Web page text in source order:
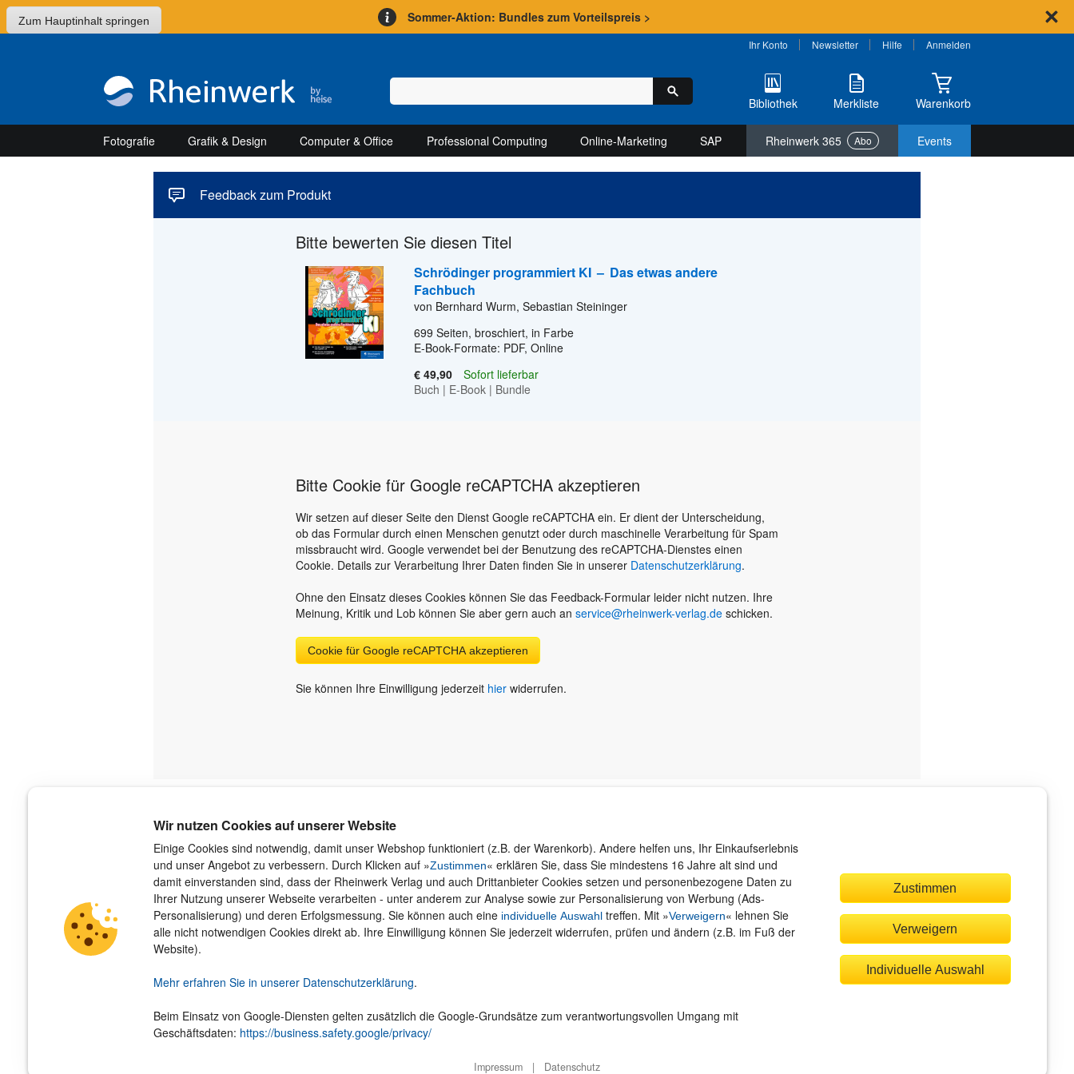
Wir nutzen Cookies auf unserer Website
Einige Cookies sind notwendig, damit unser Webshop funktioniert (z.B. der Warenkorb). Andere helfen uns, Ihr Einkaufserlebnis
und unser Angebot zu verbessern. Durch Klicken auf »Zustimmen« erklären Sie, dass Sie mindestens 16 Jahre alt sind und
damit einverstanden sind, dass der Rheinwerk Verlag und auch Drittanbieter Cookies setzen und personenbezogene Daten zu
Ihrer Nutzung unserer Webseite verarbeiten - unter anderem zur Analyse sowie zur Personalisierung von Werbung (Ads-
Personalisierung) und deren Erfolgsmessung. Sie können auch eine individuelle Auswahltreffen. Mit »Verweigern« lehnen Sie
alle nicht notwendigen Cookies direkt ab. Ihre Einwilligung können Sie jederzeit widerrufen, prüfen und ändern (z.B. im Fuß der
Website).
Mehr erfahren Sie in unserer Datenschutzerklärung.
Beim Einsatz von Google-Diensten gelten zusätzlich die Google-Grundsätze zum verantwortungsvollen Umgang mit
Geschäftsdaten: https://business.safety.google/privacy/
Zustimmen
Verweigern
Individuelle Auswahl
Impressum | Datenschutz
Zum Hauptinhalt springen Sommer-Aktion: Bundles zum Vorteilspreis >
Ihr Konto Newsletter Hilfe Anmelden
Bibliothek Merkliste Warenkorb
Fotografie Grafik & Design Computer & Office Professional Computing Online-Marketing SAP Rheinwerk 365 Abo Events
Feedback zum Produkt
Bitte bewerten Sie diesen Titel
Schrödinger programmiert KI – Das etwas andere
Fachbuch
von Bernhard Wurm, Sebastian Steininger
699 Seiten, broschiert, in Farbe
E-Book-Formate: PDF, Online
€ 49,90
Sofort lieferbar
Buch | E-Book | Bundle
Bitte Cookie für Google reCAPTCHA akzeptieren
Wir setzen auf dieser Seite den Dienst Google reCAPTCHA ein. Er dient der Unterscheidung,
ob das Formular durch einen Menschen genutzt oder durch maschinelle Verarbeitung für Spam
missbraucht wird. Google verwendet bei der Benutzung des reCAPTCHA-Dienstes einen
Cookie. Details zur Verarbeitung Ihrer Daten finden Sie in unserer Datenschutzerklärung.
Ohne den Einsatz dieses Cookies können Sie das Feedback-Formular leider nicht nutzen. Ihre
Meinung, Kritik und Lob können Sie aber gern auch an service@rheinwerk-verlag.de schicken.
Cookie für Google reCAPTCHA akzeptieren
Sie können Ihre Einwilligung jederzeit hier widerrufen.
Über uns
Der Verlag
Das Team
Unsere Autorinnen und Autoren
Jobs
Barrierefreiheit
Nachhaltigkeit
Hinweis­geber­schutz­gesetz
Kontakt
Newsletter
Für Unternehmen
Presseservice
Dozentenservice
Produktfeedback
Foreign Rights
Versand und Zahlung
Widerruf und Rückgabe
Merchandise
AGB
Datenschutz
Vertrag widerrufen
Wir sind gerne für Sie da!
service@rheinwerk-verlag.de
Rechnung